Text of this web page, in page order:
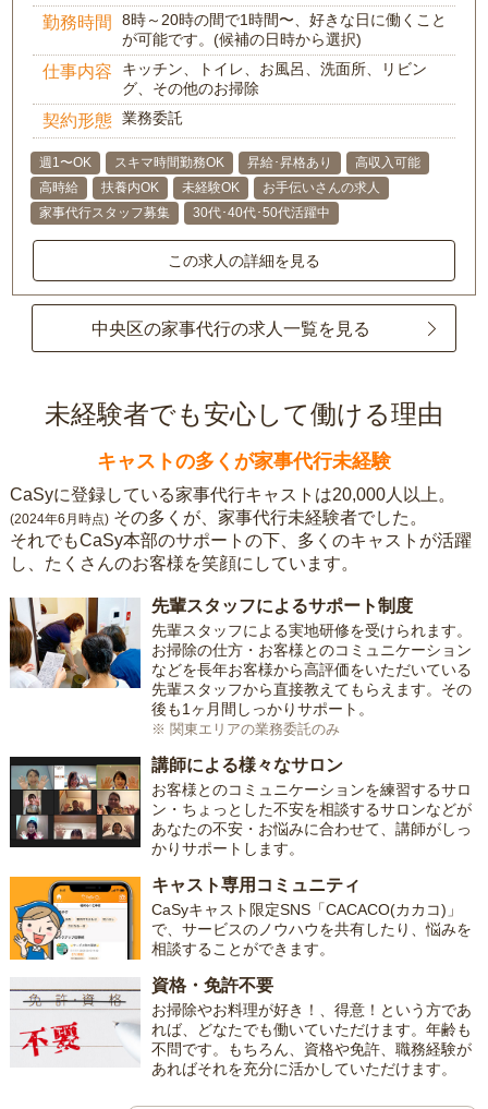
勤務時間
8時～20時の間で1時間〜、好きな日に働くこと
が可能です。(候補の日時から選択)
仕事内容
キッチン、トイレ、お風呂、洗面所、リビン
グ、その他のお掃除
契約形態 業務委託
週1〜OK スキマ時間勤務OK 昇給･昇格あり
高収入可能
高時給
扶養内OK 未経験OK
お手伝いさんの求人
家事代行スタッフ募集
30代･40代･50代活躍中
この求人の詳細を見る
中央区の家事代行の求人一覧を見る
未経験者でも安心して働ける理由
キャストの多くが家事代行未経験
CaSyに登録している家事代行キャストは20,000人以上。
(2024年6月時点) その多くが、家事代行未経験者でした。
それでもCaSy本部のサポートの下、多くのキャストが活躍
し、たくさんのお客様を笑顔にしています。
先輩スタッフによるサポート制度
先輩スタッフによる実地研修を受けられます。
お掃除の仕方・お客様とのコミュニケーション
などを長年お客様から高評価をいただいている
先輩スタッフから直接教えてもらえます。その
後も1ヶ月間しっかりサポート。
※ 関東エリアの業務委託のみ
講師による様々なサロン
お客様とのコミュニケーションを練習するサロ
ン・ちょっとした不安を相談するサロンなどが
あなたの不安・お悩みに合わせて、講師がしっ
かりサポートします。
キャスト専用コミュニティ
CaSyキャスト限定SNS「CACACO(カカコ)」
で、サービスのノウハウを共有したり、悩みを
相談することができます。
資格・免許不要
お掃除やお料理が好き！、得意！という方であ
れば、どなたでも働いていただけます。年齢も
不問です。もちろん、資格や免許、職務経験が
あればそれを充分に活かしていただけます。